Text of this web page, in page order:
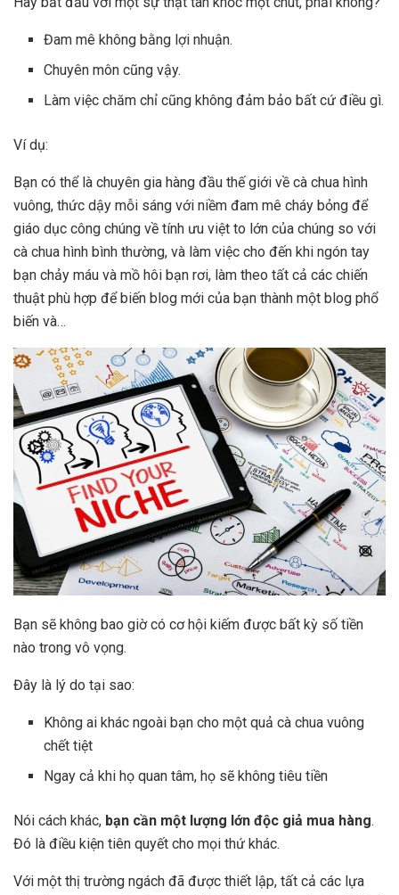
Đam mê không bằng lợi nhuận.
Chuyên môn cũng vậy.
Làm việc chăm chỉ cũng không đảm bảo bất cứ điều gì.
Ví dụ:
Bạn có thể là chuyên gia hàng đầu thế giới về cà chua hình
vuông, thức dậy mỗi sáng với niềm đam mê cháy bỏng để
giáo dục công chúng về tính ưu việt to lớn của chúng so với
cà chua hình bình thường, và làm việc cho đến khi ngón tay
bạn chảy máu và mồ hôi bạn rơi, làm theo tất cả các chiến
thuật phù hợp để biến blog mới của bạn thành một blog phổ
biến và…
Bạn sẽ không bao giờ có cơ hội kiếm được bất kỳ số tiền
nào trong vô vọng.
Đây là lý do tại sao:
Không ai khác ngoài bạn cho một quả cà chua vuông
chết tiệt
Ngay cả khi họ quan tâm, họ sẽ không tiêu tiền
Nói cách khác, bạn cần một lượng lớn độc giả mua hàng.
Đó là điều kiện tiên quyết cho mọi thứ khác.
Với một thị trường ngách đã được thiết lập, tất cả các lựa